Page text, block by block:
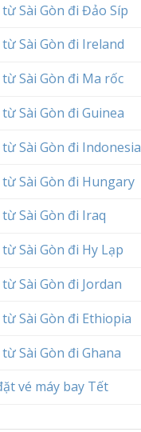
Sài Gòn đi Đảo Síp
Sài Gòn đi Ireland
Sài Gòn đi Ma rốc
Sài Gòn đi Guinea
Sài Gòn đi Indonesia
từ Sài Gòn đi Hungary
Sài Gòn đi Iraq
Sài Gòn đi Hy Lạp
Sài Gòn đi Jordan
Sài Gòn đi Ethiopia
Sài Gòn đi Ghana
vé máy bay Tết